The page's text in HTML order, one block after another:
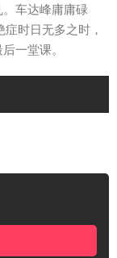
车达峰庸庸碌
时日无多之时，
一堂课。